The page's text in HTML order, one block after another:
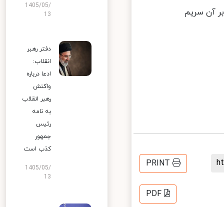
سریم
PRINT
PDF
1405/05/
13
دفتر رهبر
انقلاب:
ادعا درباره
واکنش
رهبر انقلاب
به نامه
رئیس
جمهور
کذب است
1405/05/
13